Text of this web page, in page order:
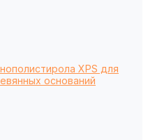
XPS для
оснований